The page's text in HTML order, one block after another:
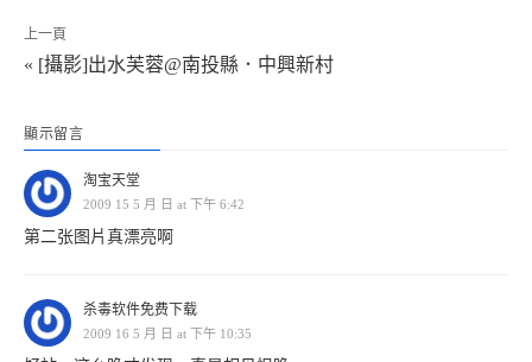
上一頁
« [攝影]出水芙蓉@南投縣．中興新村
顯示留言
淘宝天堂
2009 15 5 月 日 at 下午 6:42
第二张图片真漂亮啊
杀毒软件免费下载
2009 16 5 月 日 at 下午 10:35